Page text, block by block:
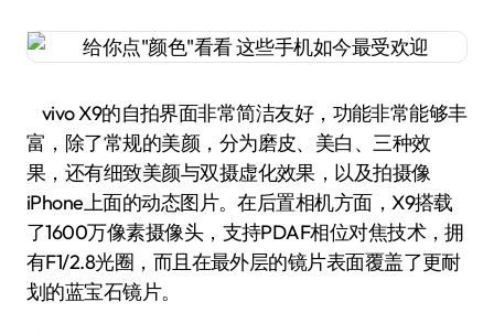
vivo X9的自拍界面非常简洁友好，功能非常能够丰
富，除了常规的美颜，分为磨皮、美白、三种效
果，还有细致美颜与双摄虚化效果，以及拍摄像
iPhone上面的动态图片。在后置相机方面，X9搭载
了1600万像素摄像头，支持PDAF相位对焦技术，拥
有F1/2.8光圈，而且在最外层的镜片表面覆盖了更耐
划的蓝宝石镜片。